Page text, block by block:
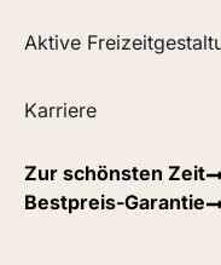
Aktive
Karriere
Zur schönsten Zeit
Bestpreis-Garantie